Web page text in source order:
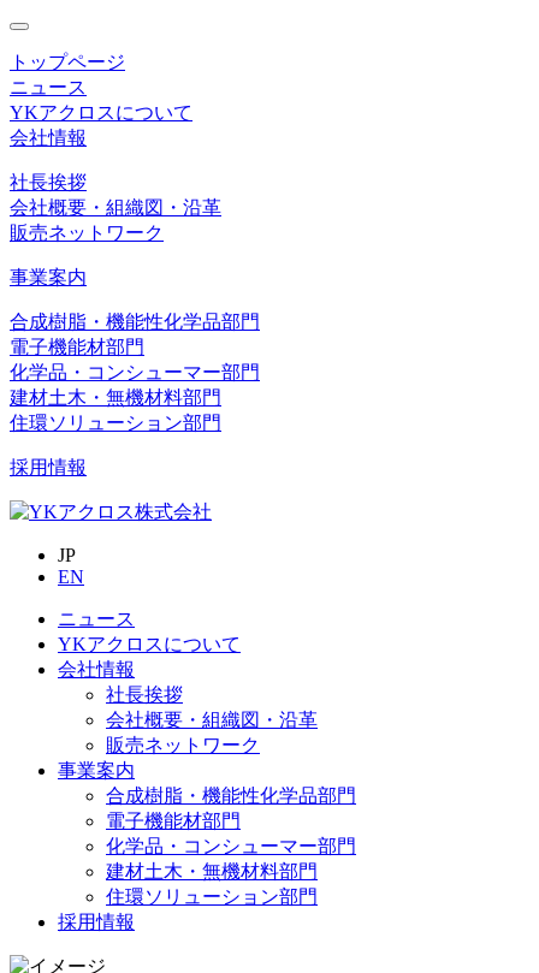
toggle
navigation
トップページ
ニュース
YKアクロスについて
会社情報
社長挨拶
会社概要・組織図・沿革
販売ネットワーク
事業案内
合成樹脂・機能性化学品部門
電子機能材部門
化学品・コンシューマー部門
建材土木・無機材料部門
住環ソリューション部門
採用情報
JP
EN
ニュース
YKアクロスについて
会社情報
社長挨拶
会社概要・組織図・沿革
販売ネットワーク
事業案内
合成樹脂・機能性化学品部門
電子機能材部門
化学品・コンシューマー部門
建材土木・無機材料部門
住環ソリューション部門
採用情報